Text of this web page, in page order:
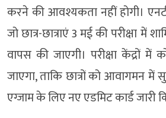
करने की आवश्यकता नहीं होगी।
जो छात्र-छात्राएं 3 मई की परीक्षा में
वापस की जाएगी। परीक्षा केंद्रों में
जाएगा, ताकि छात्रों को आवागमन में
एग्जाम के लिए नए एडमिट कार्ड जारी